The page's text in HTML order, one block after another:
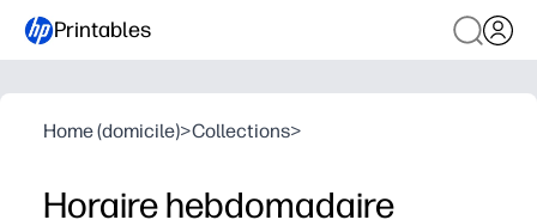
Printables
Home (domicile)>Collections>
Horaire hebdomadaire